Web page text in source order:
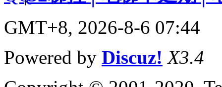
GMT+8, 2026-8-6 07:44
Powered by Discuz! X3.4